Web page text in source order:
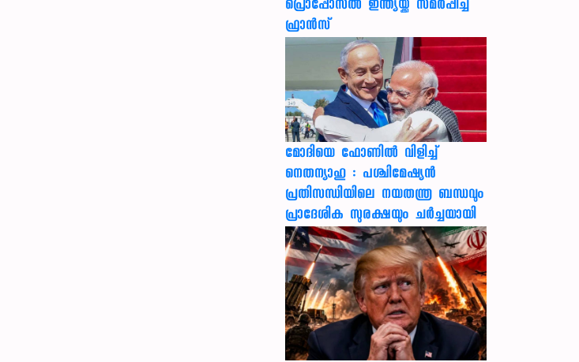
പ്രൊപ്പോസൽ ഇന്ത്യയ്ക്ക് സമർപ്പിച്ച്
ഫ്രാൻസ്
മോദിയെ ഫോണിൽ വിളിച്ച്
നെതന്യാഹു : പശ്ചിമേഷ്യൻ
പ്രതിസന്ധിയിലെ നയതന്ത്ര ബന്ധവും
പ്രാദേശിക സുരക്ഷയും ചർച്ചയായി